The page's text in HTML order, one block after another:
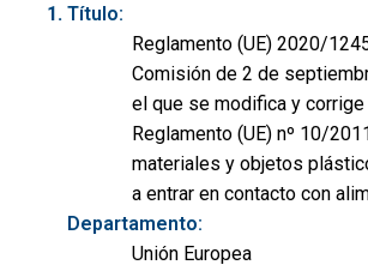
Título:
Reglamento (UE) 2020/
Comisión de 2 de
el que se modifica y
Reglamento (UE) nº 10/
materiales y objetos
a entrar en contacto con
Departamento:
Unión Europea